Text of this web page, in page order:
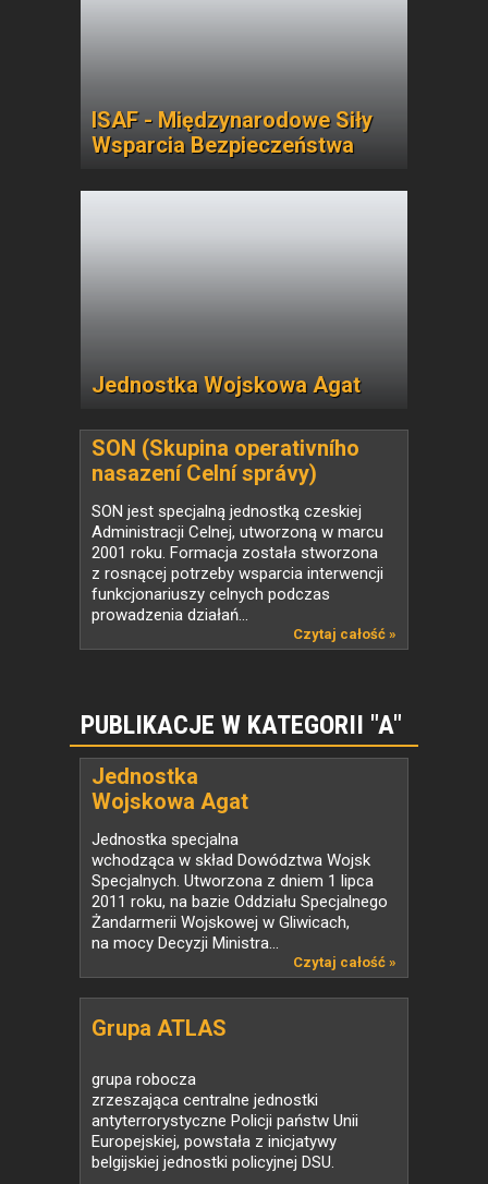
ISAF - Międzynarodowe Siły
Wsparcia Bezpieczeństwa
Jednostka Wojskowa Agat
SON (Skupina operativního
nasazení Celní správy)
SON jest specjalną jednostką czeskiej
Administracji Celnej, utworzoną w marcu
2001 roku. Formacja została stworzona
z rosnącej potrzeby wsparcia interwencji
funkcjonariuszy celnych podczas
prowadzenia działań...
Czytaj całość »
PUBLIKACJE W KATEGORII "A"
Jednostka
Wojskowa Agat
Jednostka specjalna
wchodząca w skład Dowództwa Wojsk
Specjalnych. Utworzona z dniem 1 lipca
2011 roku, na bazie Oddziału Specjalnego
Żandarmerii Wojskowej w Gliwicach,
na mocy Decyzji Ministra...
Czytaj całość »
Grupa ATLAS
grupa robocza
zrzeszająca centralne jednostki
antyterrorystyczne Policji państw Unii
Europejskiej, powstała z inicjatywy
belgijskiej jednostki policyjnej DSU.